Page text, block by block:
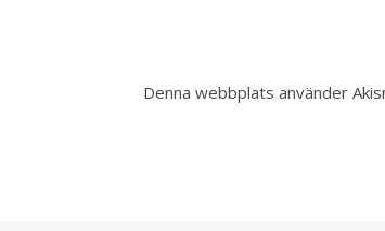
Denna webbplats använder